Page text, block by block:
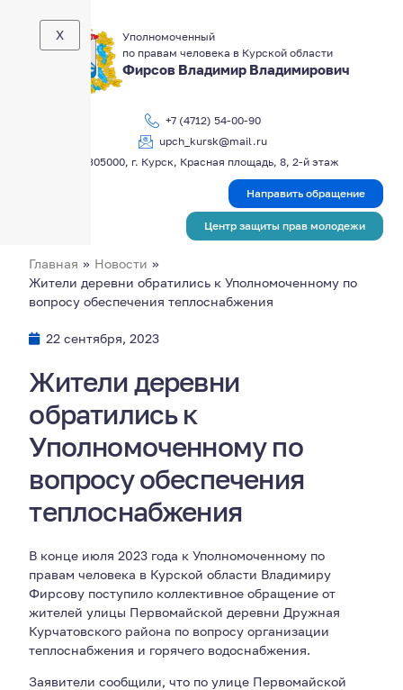
Уполномоченный
по правам человека в Курской области
Фирсов Владимир Владимирович
+7 (4712) 54-00-90
upch_kursk@mail.ru
305000, г. Курск, Красная площадь, 8, 2-й этаж
X
Направить обращение
Центр защиты прав молодежи
Главная » Новости »
Жители деревни обратились к Уполномоченному по
вопросу обеспечения теплоснабжения
22 сентября, 2023
Жители деревни
обратились к
Уполномоченному по
вопросу обеспечения
теплоснабжения
В конце июля 2023 года к Уполномоченному по
правам человека в Курской области Владимиру
Фирсову поступило коллективное обращение от
жителей улицы Первомайской деревни Дружная
Курчатовского района по вопросу организации
теплоснабжения и горячего водоснабжения.
Заявители сообщили, что по улице Первомайской